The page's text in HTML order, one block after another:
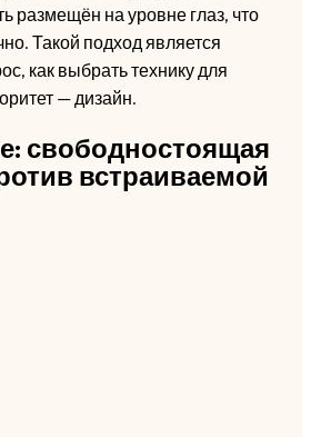
размещён на уровне глаз, что
Такой подход является
как выбрать технику для
— дизайн.
свободностоящая
встраиваемой